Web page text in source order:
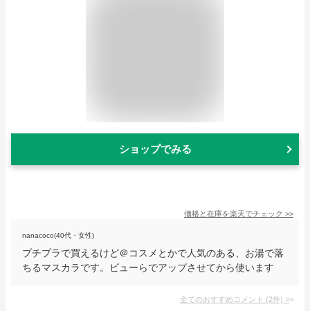
ショップでみる
価格と在庫を楽天でチェック >>
nanacoco(40代・女性)
プチプラで買えるけど＠コスメとかで人気のある、お湯で落
ちるマスカラです。ビューらでアップさせてから使います
全てのおすすめコメント (2件) >